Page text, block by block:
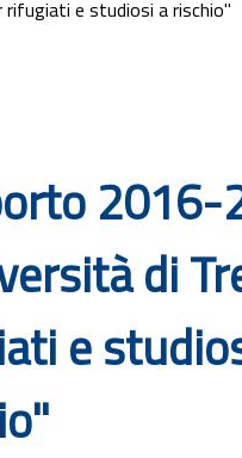
rifugiati e studiosi a rischio"
2016-
di
e